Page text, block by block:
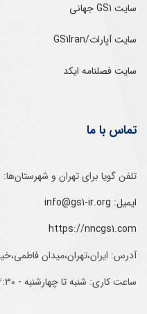
سایت GS1 جهانی
سایت آپارات/GS1Iran
سایت فصلنامه ایکد
تماس با ما
تلفن‌ گویا برای‌ تهران‌‌ و‌ شهرستان‌ها:‌ ۵۲۱۲۴ ،۰۲۱۵۲۳۸۴۰۰۰
ایمیل: info@gs1-ir.org
https://nncgs1.com
آدرس: ایران،تهران،میدان
ساعت کاری: شنبه تا چهارشنبه - ۱۴:۳۰-۰۷:۳۰